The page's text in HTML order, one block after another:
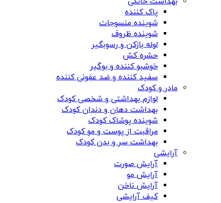
پاک کننده
شوینده منسوجات
شوینده ظروف
لوله بازکن و رسوبگیر
حشره کش
خوشبو کننده و بوگیر
سفید کننده و ضد عفونی کننده
مادر و کودک
لوازم بهداشتی و شخصی کودک
بهداشت دهان و دندان کودک
شوینده پوشاک کودک
مراقبت از پوست و مو کودک
بهداشت سر و بدن کودک
آرایشی
آرایش صورت
آرایش مو
آرایش ناخن
کیف آرایشی